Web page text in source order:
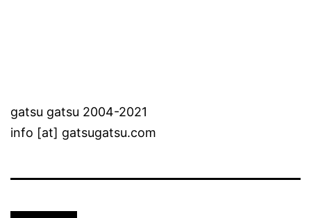
gatsu gatsu 2004-2021
info [at] gatsugatsu.com